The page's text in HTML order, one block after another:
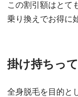
この割引額はとて
乗り換えでお得に
掛け持ちっ
全身脱毛を目的と